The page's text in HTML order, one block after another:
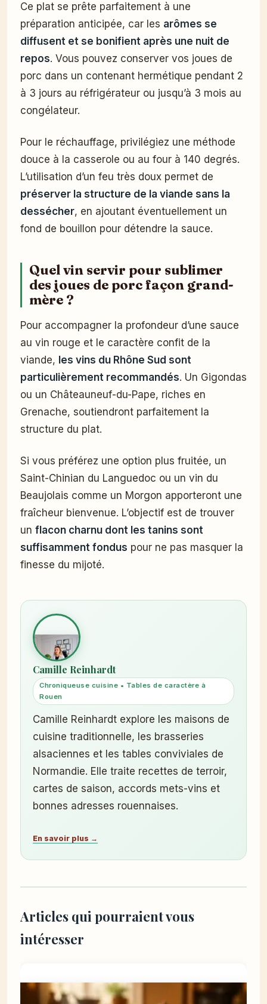
Ce plat se prête parfaitement à une
préparation anticipée, car les arômes se
diffusent et se bonifient après une nuit de
repos. Vous pouvez conserver vos joues de
porc dans un contenant hermétique pendant 2
à 3 jours au réfrigérateur ou jusqu’à 3 mois au
congélateur.
Pour le réchauffage, privilégiez une méthode
douce à la casserole ou au four à 140 degrés.
L’utilisation d’un feu très doux permet de
préserver la structure de la viande sans la
dessécher, en ajoutant éventuellement un
fond de bouillon pour détendre la sauce.
Quel vin servir pour sublimer
des joues de porc façon grand-
mère ?
Pour accompagner la profondeur d’une sauce
au vin rouge et le caractère confit de la
viande, les vins du Rhône Sud sont
particulièrement recommandés. Un Gigondas
ou un Châteauneuf-du-Pape, riches en
Grenache, soutiendront parfaitement la
structure du plat.
Si vous préférez une option plus fruitée, un
Saint-Chinian du Languedoc ou un vin du
Beaujolais comme un Morgon apporteront une
fraîcheur bienvenue. L’objectif est de trouver
un flacon charnu dont les tanins sont
suffisamment fondus pour ne pas masquer la
finesse du mijoté.
Camille Reinhardt
Chroniqueuse cuisine • Tables de caractère à
Rouen
Camille Reinhardt explore les maisons de
cuisine traditionnelle, les brasseries
alsaciennes et les tables conviviales de
Normandie. Elle traite recettes de terroir,
cartes de saison, accords mets-vins et
bonnes adresses rouennaises.
En savoir plus →
Articles qui pourraient vous
intéresser